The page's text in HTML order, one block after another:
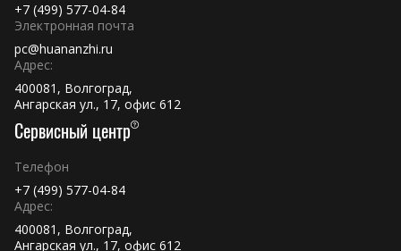
+7 (499) 577-04-84
Электронная почта
pc@huananzhi.ru
Адрес:
400081, Волгоград,
Ангарская ул., 17, офис 612
Сервисный центр
Телефон
+7 (499) 577-04-84
Адрес:
400081, Волгоград,
Ангарская ул., 17, офис 612